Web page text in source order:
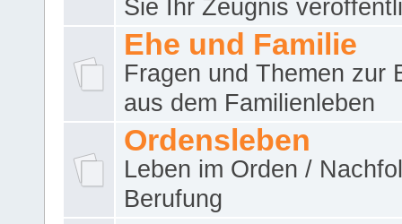
Sie Ihr Zeugnis
Ehe und Familie
Fragen und Themen zur
aus dem Familienleben
Ordensleben
Leben im Orden /
Berufung